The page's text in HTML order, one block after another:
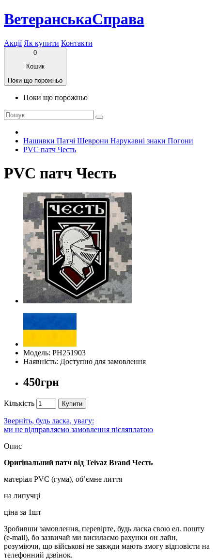
ВетеранськаСправа
Акції Як купити Контакти
0
Кошик
Поки що порожньо
Поки що порожньо
Нашивки Патчі Шеврони Нарукавні знаки Погони
PVC патч Честь
PVC патч Честь
Модель: PH251903
Наявність: Доступно для замовлення
450грн
Кількість Купити
Зверніть, будь ласка, увагу:
ми не відправляємо замовлення післяплатою
Опис
Оригінальний патч від Teivaz Brand Честь
матеріал PVC (гума), об’ємне лиття
на липучці
ціна за 1шт
Зробивши замовлення, перевірте, будь ласка свою ел. пошту
(e-mail), бо зазвичай ми висилаємо рахунки он лайн,
розуміючи, що військові не завжди мають змогу відповісти на
телефонний дзвінок.